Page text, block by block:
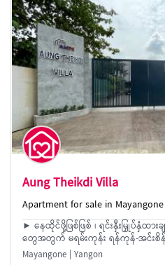
Aung Theikdi Villa
Apartment for sale in
► နေထိုင်ဖို့ဖြစ်ဖြစ် ၊ ရင်းနှီးမြှုပ်နှံထာ
တွေအတွက် မရမ်းကုန်း ရန်ကုန်-အင်းစိန်
Mayangone | Yangon